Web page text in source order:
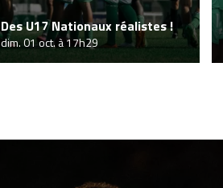
Des U17 Nationaux réalistes !
dim. 01 oct. à 17h29